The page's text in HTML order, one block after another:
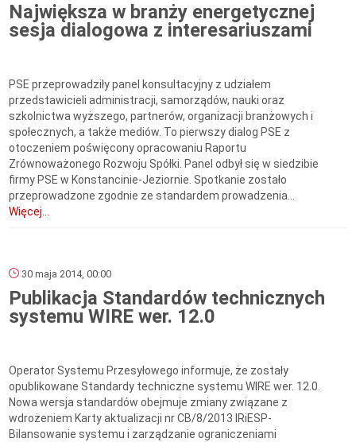
Największa w branży energetycznej
sesja dialogowa z interesariuszami
PSE przeprowadziły panel konsultacyjny z udziałem
przedstawicieli administracji, samorządów, nauki oraz
szkolnictwa wyższego, partnerów, organizacji branżowych i
społecznych, a także mediów. To pierwszy dialog PSE z
otoczeniem poświęcony opracowaniu Raportu
Zrównoważonego Rozwoju Spółki. Panel odbył się w siedzibie
firmy PSE w Konstancinie-Jeziornie. Spotkanie zostało
przeprowadzone zgodnie ze standardem prowadzenia...
Więcej...
30 maja 2014, 00:00
Publikacja Standardów technicznych
systemu WIRE wer. 12.0
Operator Systemu Przesyłowego informuje, że zostały
opublikowane Standardy techniczne systemu WIRE wer. 12.0.
Nowa wersja standardów obejmuje zmiany związane z
wdrożeniem Karty aktualizacji nr CB/8/2013 IRiESP-
Bilansowanie systemu i zarządzanie ograniczeniami